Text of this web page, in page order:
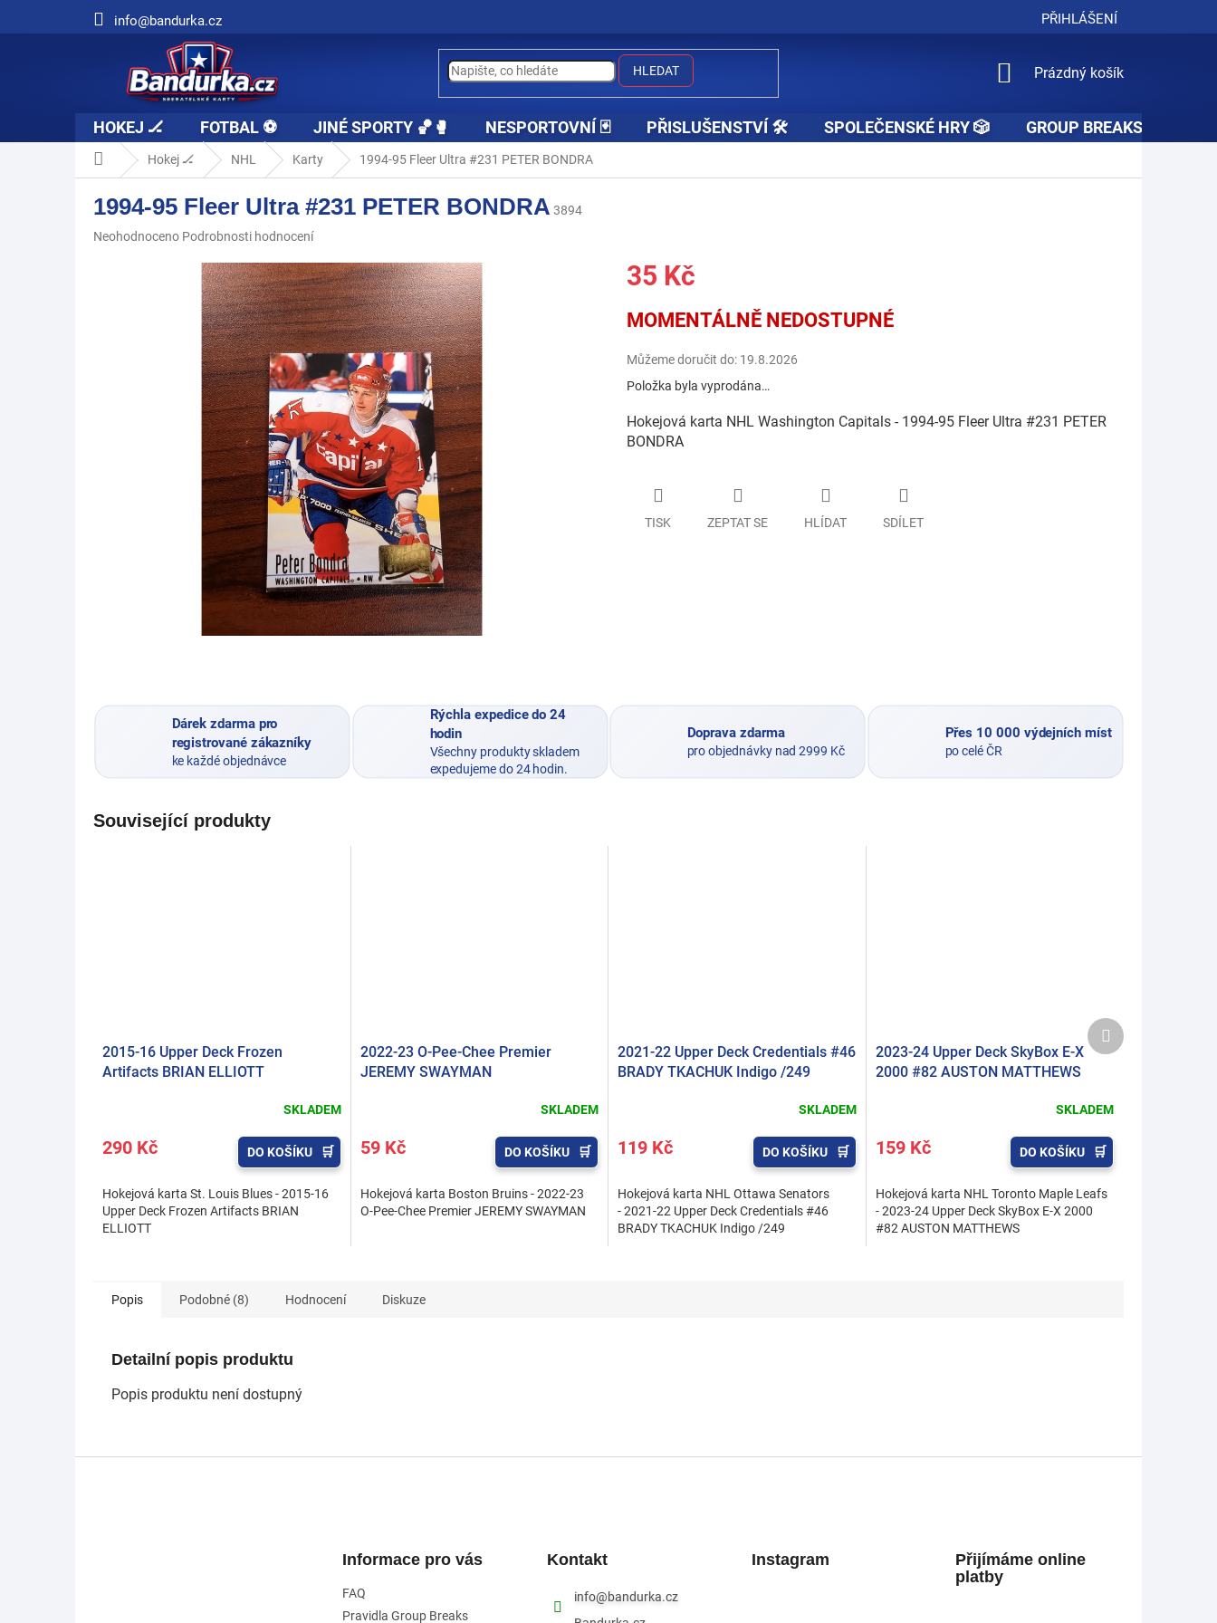
info@bandurka.cz PŘIHLÁŠENÍ
HLEDAT
NÁKUPNÍ
Prázdný košík
HOKEJ 🏒 FOTBAL ⚽ JINÉ SPORTY 🏀🥊 NESPORTOVNÍ 🃏 PŘISLUŠENSTVÍ 🛠️ SPOLEČENSKÉ HRY 🎲 GROUP BREAKS 🚧👥🚧
Domů Hokej 🏒 NHL Karty 1994-95 Fleer Ultra #231 PETER BONDRA
1994-95 Fleer Ultra #231 PETER BONDRA 3894
Průměrné
Neohodnoceno Podrobnosti hodnocení
35 Kč
cena:
MOMENTÁLNĚ NEDOSTUPNÉ
Můžeme doručit do: 19.8.2026
Položka byla vyprodána…
Hokejová karta NHL Washington Capitals - 1994-95 Fleer Ultra #231 PETER
BONDRA
TISK ZEPTAT SE HLÍDAT SDÍLET
Dárek zdarma pro
registrované zákazníky
ke každé objednávce
Rýchla expedice do 24
hodin
Všechny produkty skladem
expedujeme do 24 hodin.
Doprava zdarma
pro objednávky nad 2999 Kč
Přes 10 000 výdejních míst
po celé ČR
Související produkty
2015-16 Upper Deck Frozen
Artifacts BRIAN ELLIOTT
SKLADEM
290 Kč DO KOŠÍKU
Hokejová karta St. Louis Blues - 2015-16
Upper Deck Frozen Artifacts BRIAN
ELLIOTT
2022-23 O-Pee-Chee Premier
JEREMY SWAYMAN
SKLADEM
59 Kč DO KOŠÍKU
Hokejová karta Boston Bruins - 2022-23
O-Pee-Chee Premier JEREMY SWAYMAN
2021-22 Upper Deck Credentials #46
BRADY TKACHUK Indigo /249
SKLADEM
119 Kč DO KOŠÍKU
Hokejová karta NHL Ottawa Senators
- 2021-22 Upper Deck Credentials #46
BRADY TKACHUK Indigo /249
2023-24 Upper Deck SkyBox E-X
2000 #82 AUSTON MATTHEWS
SKLADEM
159 Kč DO KOŠÍKU
Hokejová karta NHL Toronto Maple Leafs
- 2023-24 Upper Deck SkyBox E-X 2000
#82 AUSTON MATTHEWS
Další
produkt
Popis Podobné (8) Hodnocení Diskuze
Detailní popis produktu
Popis produktu není dostupný
Informace pro vás
FAQ
Pravidla Group Breaks
Kontakt
info@bandurka.cz
Instagram
Přijímáme online
platby